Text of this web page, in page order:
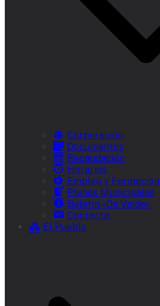
Corporación
Documentos
Recaudación
Horarios
Empleo y Formación
Plenos Municipales
Boletín «De Valde»
Contacta
El Pueblo